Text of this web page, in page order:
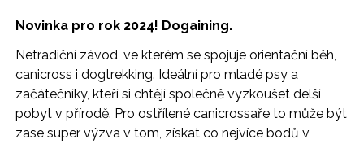
Novinka pro rok 2024! Dogaining.
Netradiční závod, ve kterém se spojuje orientační běh,
canicross i dogtrekking. Ideální pro mladé psy a
začátečníky, kteří si chtějí společně vyzkoušet delší
pobyt v přírodě. Pro ostřílené canicrossaře to může být
zase super výzva v tom, získat co nejvíce bodů v